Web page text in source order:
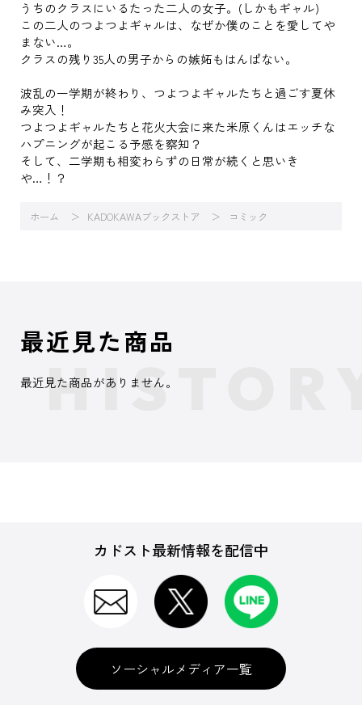
うちのクラスにいるたった二人の女子。(しかもギャル)
この二人のつよつよギャルは、なぜか僕のことを愛してや
まない…。
クラスの残り35人の男子からの嫉妬もはんぱない。
波乱の一学期が終わり、つよつよギャルたちと過ごす夏休
み突入！
つよつよギャルたちと花火大会に来た米原くんはエッチな
ハプニングが起こる予感を察知？
そして、二学期も相変わらずの日常が続くと思いき
や…！？
ホーム KADOKAWAブックストア コミック
最近見た商品
最近見た商品がありません。
カドスト最新情報を配信中
ソーシャルメディア一覧